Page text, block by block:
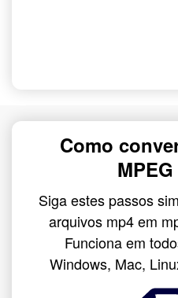
Como
Siga estes passos
arquivos mp4 em
Funciona em
Windows, Mac,